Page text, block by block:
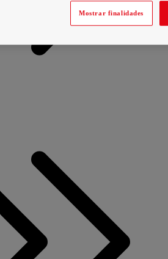
Mostrar finalidades